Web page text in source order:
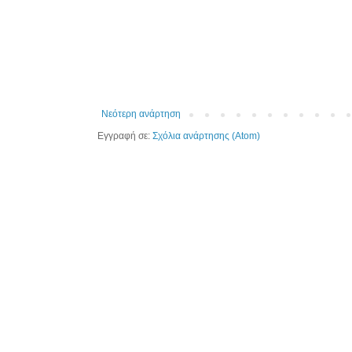
Νεότερη ανάρτηση
Εγγραφή σε: Σχόλια ανάρτησης (Atom)